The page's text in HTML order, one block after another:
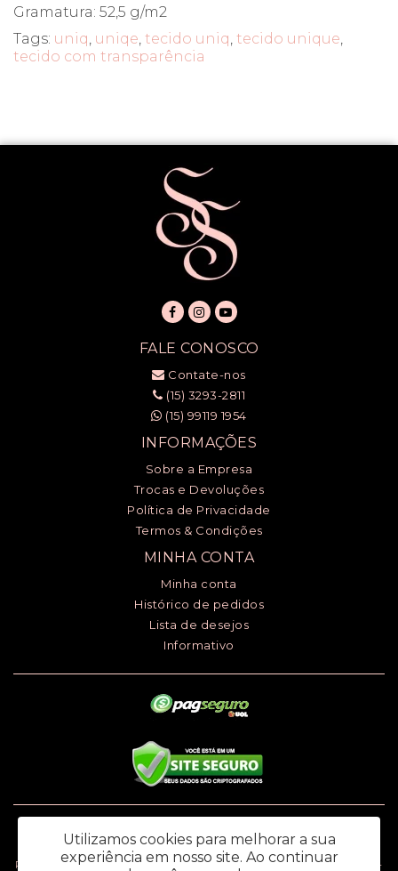
Gramatura: 52,5 g/m2
Tags: uniq, uniqe, tecido uniq, tecido unique,
tecido com transparência
FALE CONOSCO
Contate-nos
(15) 3293-2811
(15) 99119 1954
INFORMAÇÕES
Sobre a Empresa
Trocas e Devoluções
Política de Privacidade
Termos & Condições
MINHA CONTA
Minha conta
Histórico de pedidos
Lista de desejos
Informativo
669.979.145.118
Rua Ana Monteiro de Carvalho, 91 - Jardim Santa Rosália – Sorocaba / SP -
Utilizamos cookies para melhorar a sua
experiência em nosso site. Ao continuar